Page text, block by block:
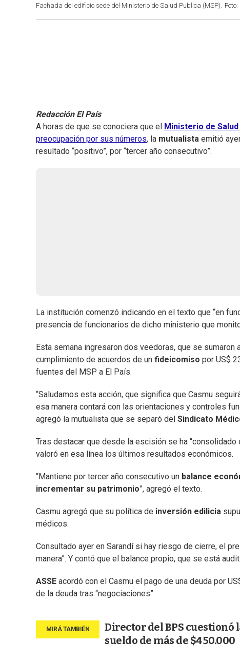
Fachada del edificio sede del Ministerio de Salud Publica (MSP).
Redacción El País
A horas de que se conociera que el
Ministerio de
preocupación por sus números, la mutualista emitió
resultado “positivo”, por “tercer año consecutivo”.
La institución comenzó indicando en el texto que “en
presencia de funcionarios de dicho ministerio que
Esta semana ingresaron dos veedoras, que se
cumplimiento de acuerdos de un fideicomiso por US$
fuentes del MSP a El País.
“Saludamos esta acción, que significa que Casmu
esa manera contará con las orientaciones y controles
agregó la mutualista que se separó del Sindicato
Tras destacar que desde la escisión se ha
valoró en esa línea los últimos resultados económicos.
“Mantiene por tercer año consecutivo un balance
incrementar su patrimonio”, agregó el texto.
Casmu agregó que su política de inversión edilicia
médicos.
Consultado ayer en Sarandí si hay riesgo de cierre, el
manera”. Y contó que el balance propio, que se está
ASSE acordó con el Casmu el pago de una deuda por
de la deuda tras “negociaciones”.
Director del BPS
sueldo de más de $450.000